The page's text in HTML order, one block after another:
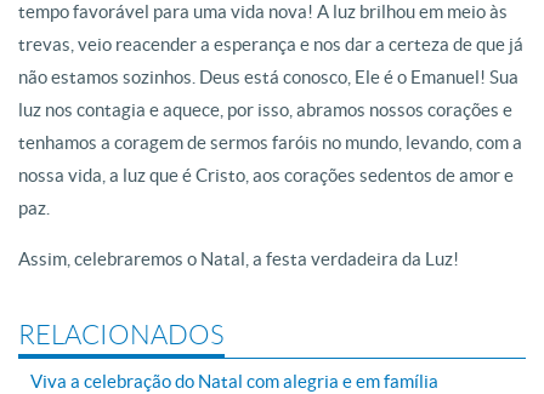
tempo favorável para uma vida nova! A luz brilhou em meio às
trevas, veio reacender a esperança e nos dar a certeza de que já
não estamos sozinhos. Deus está conosco, Ele é o Emanuel! Sua
luz nos contagia e aquece, por isso, abramos nossos corações e
tenhamos a coragem de sermos faróis no mundo, levando, com a
nossa vida, a luz que é Cristo, aos corações sedentos de amor e
paz.
Assim, celebraremos o Natal, a festa verdadeira da Luz!
RELACIONADOS
Viva a celebração do Natal com alegria e em família